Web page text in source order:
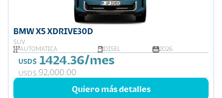
BMW X5 XDRIVE30D
SUV
AUTOMÁTICA
DISEL 2026
USD$ 1424.36/mes
USD$ 92,000.00
Quiero más detalles